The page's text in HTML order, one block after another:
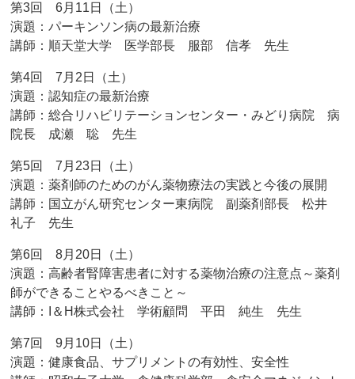
第3回 6月11日（土）
演題：パーキンソン病の最新治療
講師：順天堂大学 医学部長 服部 信孝 先生
第4回 7月2日（土）
演題：認知症の最新治療
講師：総合リハビリテーションセンター・みどり病院 病
院長 成瀬 聡 先生
第5回 7月23日（土）
演題：薬剤師のためのがん薬物療法の実践と今後の展開
講師：国立がん研究センター東病院 副薬剤部長 松井
礼子 先生
第6回 8月20日（土）
演題：高齢者腎障害患者に対する薬物治療の注意点～薬剤
師ができることやるべきこと～
講師：I＆H株式会社 学術顧問 平田 純生 先生
第7回 9月10日（土）
演題：健康食品、サプリメントの有効性、安全性